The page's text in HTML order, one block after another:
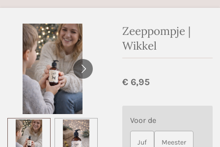
Zeeppompje |
Wikkel
€ 6,95
Voor de
Juf Meester